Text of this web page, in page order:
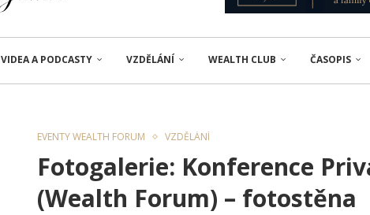
VIDEA A PODCASTY VZDĚLÁNÍ WEALTH CLUB ČASOPIS
EVENTY WEALTH FORUM VZDĚLÁNÍ
Fotogalerie: Konference
(Wealth Forum) – fotostěna